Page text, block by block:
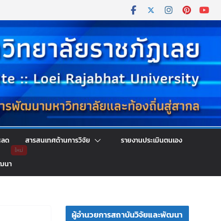
ลด สารสนเทศด้านการวิจัย รายงานประเมินตนเอง
นา
ผู้อำนวยการสถาบันวิจัยและพัฒนา